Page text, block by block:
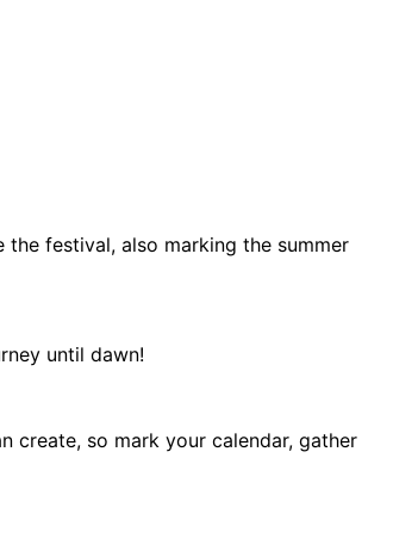
festival, also marking the summer
until dawn!
create, so mark your calendar, gather